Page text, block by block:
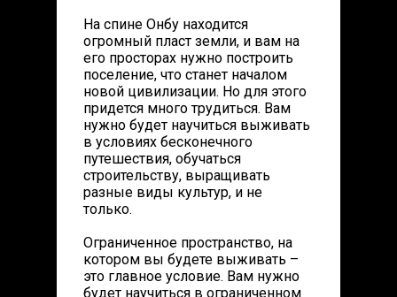
На спине Онбу находится
огромный пласт земли, и вам на
его просторах нужно построить
поселение, что станет началом
новой цивилизации. Но для этого
придется много трудиться. Вам
нужно будет научиться выживать
в условиях бесконечного
путешествия, обучаться
строительству, выращивать
разные виды культур, и не
только.
Ограниченное пространство, на
котором вы будете выживать –
это главное условие. Вам нужно
будет научиться в ограниченном